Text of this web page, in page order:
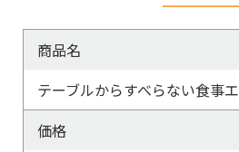
商品名
テーブルからすべらない食事
価格